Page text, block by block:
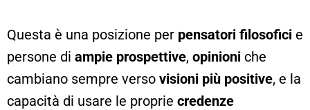
Questa è una posizione per pensatori filosofici e
persone di ampie prospettive, opinioni che
cambiano sempre verso visioni più positive, e la
capacità di usare le proprie credenze